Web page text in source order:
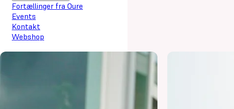
Fortællinger fra Oure
Events
Kontakt
Webshop